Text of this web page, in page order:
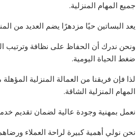
جميع المهام المنزلية.
يعد البساتين حيًا مزدهرًا يضم العديد من
ونحن ندرك أن الحفاظ على نظافة وترتيب
ضغط الحياة اليومية.
لذا فإن فريقنا من العمالة المنزلية
المهام المنزلية الشاقة.
نعمل بمهنية وجودة عالية لضمان تقديم
نحن نولي أهمية كبيرة لراحة العملاء